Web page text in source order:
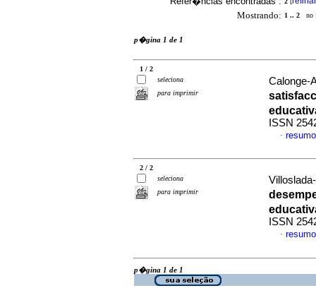
Mostrando: 1 .. 2 no
p�gina 1 de 1
1 / 2
seleciona
para imprimir
Calonge-
ISSN
·
2 / 2
seleciona
para imprimir
ISSN
·
p�gina 1 de 1